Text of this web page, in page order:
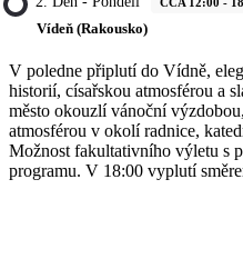
Vídeň (Rakousko)
V poledne připlutí do Vídně,
historií, císařskou atmosférou a
město okouzlí vánoční
atmosférou v okolí radnice,
Možnost fakultativního výletu s
programu. V 18:00 vyplutí